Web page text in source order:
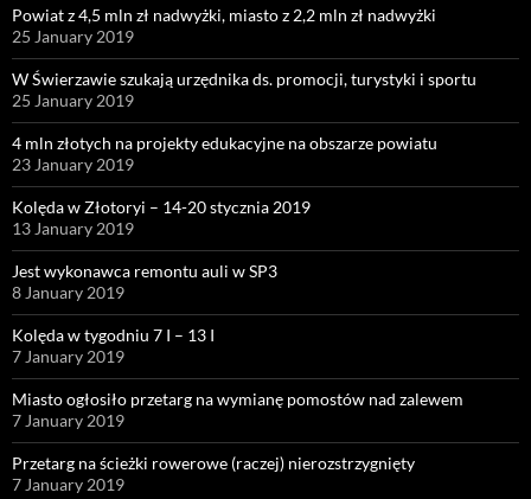
Powiat z 4,5 mln zł nadwyżki, miasto z 2,2 mln zł nadwyżki
25 January 2019
W Świerzawie szukają urzędnika ds. promocji, turystyki i sportu
25 January 2019
4 mln złotych na projekty edukacyjne na obszarze powiatu
23 January 2019
Kolęda w Złotoryi – 14-20 stycznia 2019
13 January 2019
Jest wykonawca remontu auli w SP3
8 January 2019
Kolęda w tygodniu 7 I – 13 I
7 January 2019
Miasto ogłosiło przetarg na wymianę pomostów nad zalewem
7 January 2019
Przetarg na ścieżki rowerowe (raczej) nierozstrzygnięty
7 January 2019